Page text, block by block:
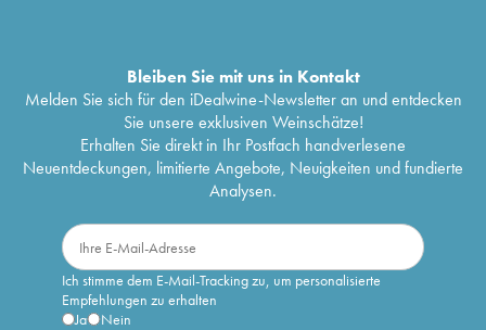
Bleiben Sie mit uns in Kontakt
Melden Sie sich für den iDealwine-Newsletter an und entdecken
Sie unsere exklusiven Weinschätze!
Erhalten Sie direkt in Ihr Postfach handverlesene
Neuentdeckungen, limitierte Angebote, Neuigkeiten und fundierte
Analysen.
Ich stimme dem E-Mail-Tracking zu, um personalisierte
Empfehlungen zu erhalten
Ja
Nein